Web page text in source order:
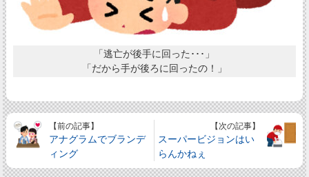
「逃亡が後手に回った･･･」
「だから手が後ろに回ったの！」
【前の記事】
アナグラムでブランデ
ィング
【次の記事】
スーパービジョンはい
らんかねぇ